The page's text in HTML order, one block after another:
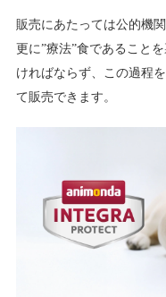
販売にあたっては公的機
更に”療法”食であること
ければならず、この過程
て販売できます。